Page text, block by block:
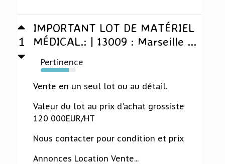
1
IMPORTANT LOT DE MATÉRIEL
MÉDICAL.: | 13009 : Marseille ...
Pertinence
80%
Vente en un seul lot ou au détail.
Valeur du lot au prix d'achat grossiste
120 000EUR/HT
Nous contacter pour condition et prix
Annonces Location Vente...